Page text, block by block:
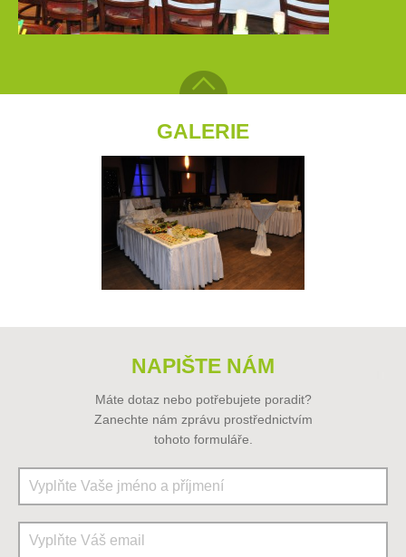
GALERIE
NAPIŠTE NÁM
Máte dotaz nebo potřebujete poradit?
Zanechte nám zprávu prostřednictvím
tohoto formuláře.